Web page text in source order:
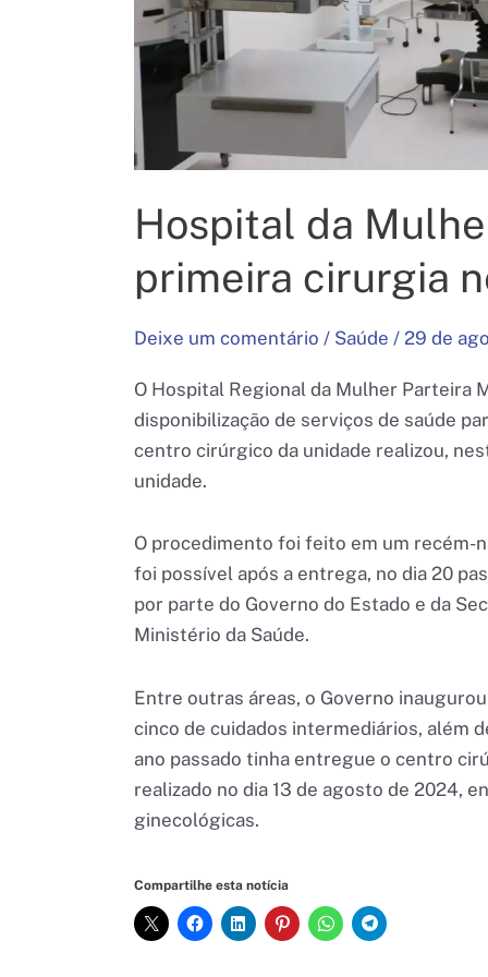
Hospital da
primeira cirurgia
Deixe um comentário / Saúde / 29 de
O Hospital Regional da Mulher Parteira
disponibilização de serviços de saúde
centro cirúrgico da unidade realizou,
unidade.
O procedimento foi feito em um recém-
foi possível após a entrega, no dia 20
por parte do Governo do Estado e da
Ministério da Saúde.
Entre outras áreas, o Governo
cinco de cuidados intermediários, além
ano passado tinha entregue o centro
realizado no dia 13 de agosto de 2024,
ginecológicas.
Compartilhe esta notícia